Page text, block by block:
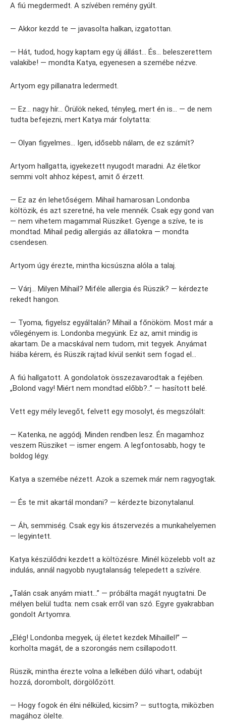
A fiú megdermedt. A szívében remény gyúlt.
— Akkor kezdd te — javasolta halkan, izgatottan.
— Hát, tudod, hogy kaptam egy új állást… És… beleszerettem
valakibe! — mondta Katya, egyenesen a szemébe nézve.
Artyom egy pillanatra ledermedt.
— Ez… nagy hír… Örülök neked, tényleg, mert én is… — de nem
tudta befejezni, mert Katya már folytatta:
— Olyan figyelmes… Igen, idősebb nálam, de ez számít?
Artyom hallgatta, igyekezett nyugodt maradni. Az életkor
semmi volt ahhoz képest, amit ő érzett.
— Ez az én lehetőségem. Mihail hamarosan Londonba
költözik, és azt szeretné, ha vele mennék. Csak egy gond van
— nem vihetem magammal Rüsziket. Gyenge a szíve, te is
mondtad. Mihail pedig allergiás az állatokra — mondta
csendesen.
Artyom úgy érezte, mintha kicsúszna alóla a talaj.
— Várj… Milyen Mihail? Miféle allergia és Rüszik? — kérdezte
rekedt hangon.
— Tyoma, figyelsz egyáltalán? Mihail a főnököm. Most már a
vőlegényem is. Londonba megyünk. Ez az, amit mindig is
akartam. De a macskával nem tudom, mit tegyek. Anyámat
hiába kérem, és Rüszik rajtad kívül senkit sem fogad el…
A fiú hallgatott. A gondolatok összezavarodtak a fejében.
„Bolond vagy! Miért nem mondtad előbb?..” — hasított belé.
Vett egy mély levegőt, felvett egy mosolyt, és megszólalt:
— Katenka, ne aggódj. Minden rendben lesz. Én magamhoz
veszem Rüsziket — ismer engem. A legfontosabb, hogy te
boldog légy.
Katya a szemébe nézett. Azok a szemek már nem ragyogtak.
— És te mit akartál mondani? — kérdezte bizonytalanul.
— Áh, semmiség. Csak egy kis átszervezés a munkahelyemen
— legyintett.
Katya készülődni kezdett a költözésre. Minél közelebb volt az
indulás, annál nagyobb nyugtalanság telepedett a szívére.
„Talán csak anyám miatt…” — próbálta magát nyugtatni. De
mélyen belül tudta: nem csak erről van szó. Egyre gyakrabban
gondolt Artyomra.
„Elég! Londonba megyek, új életet kezdek Mihaillel!” —
korholta magát, de a szorongás nem csillapodott.
Rüszik, mintha érezte volna a lelkében dúló vihart, odabújt
hozzá, dorombolt, dörgölőzött.
— Hogy fogok én élni nélküled, kicsim? — suttogta, miközben
magához ölelte.